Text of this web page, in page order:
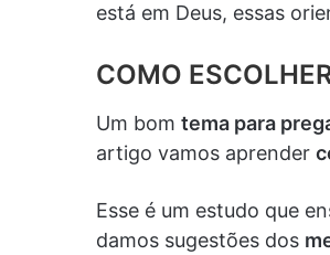
está em Deus, essas
COMO
Um bom tema para
artigo vamos aprender
Esse é um estudo que
damos sugestões dos